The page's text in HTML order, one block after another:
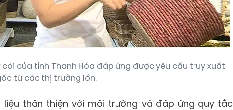
của tỉnh Thanh Hóa đáp ứng được yêu cầu truy xuất
từ các thị trường lớn.
liệu thân thiện với môi trường và đáp ứng quy tắc